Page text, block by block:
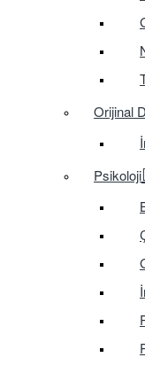
Orijinal
Psikoloji